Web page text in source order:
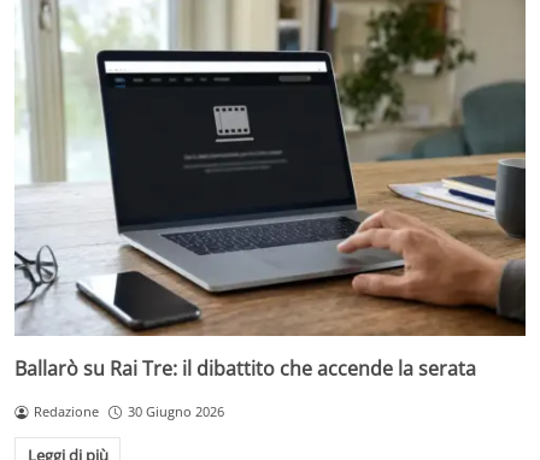
Ballarò su Rai Tre: il dibattito che accende la serata
Redazione 30 Giugno 2026
Leggi di più